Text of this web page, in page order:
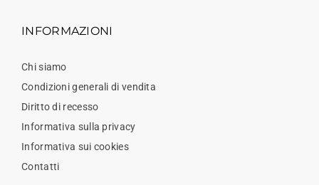
INFORMAZIONI
Chi siamo
Condizioni generali di vendita
Diritto di recesso
Informativa sulla privacy
Informativa sui cookies
Contatti